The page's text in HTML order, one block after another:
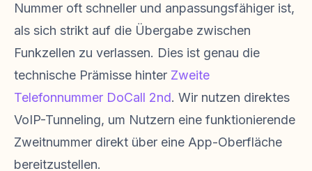
Nummer oft schneller und anpassungsfähiger ist,
als sich strikt auf die Übergabe zwischen
Funkzellen zu verlassen. Dies ist genau die
technische Prämisse hinter Zweite
Telefonnummer DoCall 2nd. Wir nutzen direktes
VoIP-Tunneling, um Nutzern eine funktionierende
Zweitnummer direkt über eine App-Oberfläche
bereitzustellen.